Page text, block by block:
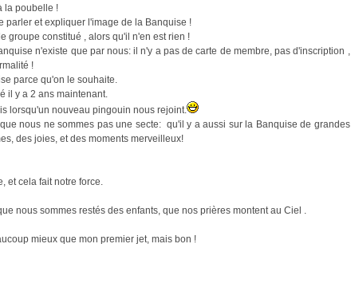
la poubelle !
parler et expliquer l'image de la Banquise !
groupe constitué , alors qu'il n'en est rien !
n'existe que par nous: il n'y a pas de carte de membre, pas d'inscription ,
!
parce qu'on le souhaite.
il y a 2 ans maintenant.
lorsqu'un nouveau pingouin nous rejoint.
nous ne sommes pas une secte: qu'il y a aussi sur la Banquise de grandes
des joies, et des moments merveilleux!
et cela fait notre force.
nous sommes restés des enfants, que nos prières montent au Ciel .
mieux que mon premier jet, mais bon !